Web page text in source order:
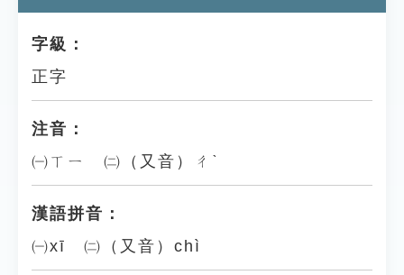
字級：
正字
注音：
㈠ㄒㄧ ㈡（又音）ㄔˋ
漢語拼音：
㈠xī ㈡（又音）chì